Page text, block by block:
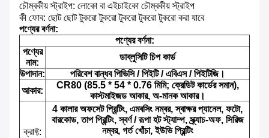
চৌম্বকীয় স্ট্রাইপ: লোকো বা এইচাইকো চৌম্বকীয় স্ট্রাইপ
কী ফোব: ছোট ছোট টুকরো টুকরো টুকরো টুকরো টুকরো করা যাবে
পণ্যের বর্ণনা:
পণ্যের বর্ণনা:
পণ্যের
নাম:
ডাব্লুসিটি চিপ কার্ড
উপাদান:
পরিবেশ বান্ধব পিভিসি / পিইটি / এবিএস / পিইটিজি।
আকার:
CR80 (85.5 * 54 * 0.76 মিমি; ক্রেডিট কার্ডের সমান),
কাস্টমাইজড আকার, অ-মানক আকার।
ক্রাফ্ট:
4 কালার অফসেট প্রিন্টিং, এমবসিং নম্বর, স্বাক্ষর প্যানেল, ফটো,
বারকোড, তাপ প্রিন্টিং, স্বর্ণ / রূপা হট স্ট্যাম্প, স্ক্র্যাচ-অফ, সিরিজ
নম্বর, গর্ত খোঁচা, ইউভি প্রিন্টিং